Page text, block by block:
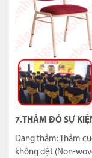
7.THẢM ĐỎ SỰ
Dạng thảm: Thảm
không dệt (Non-